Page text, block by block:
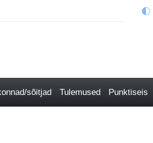
sõitjad Tulemused Punktiseis